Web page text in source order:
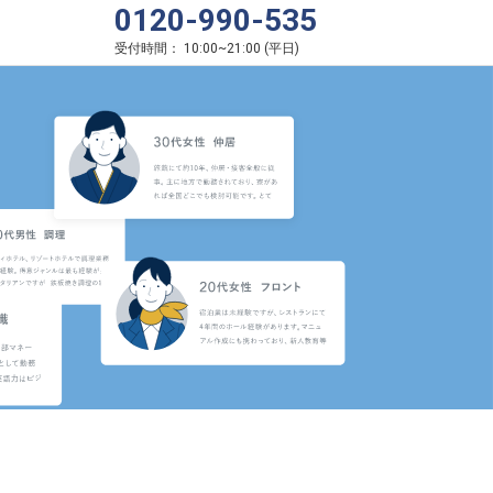
0120-990-535
受付時間： 10:00~21:00 (平日 )